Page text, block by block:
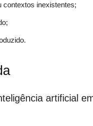
contextos inexistentes;
artificial